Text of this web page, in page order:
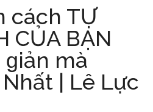
Con
Giáp
–
Tử
Vi
2022
cách TỰ
CỦA BẠN
mà
| Lê Lực